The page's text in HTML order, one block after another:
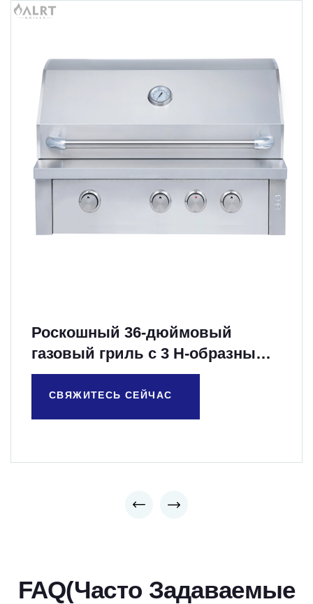
Роскошный 36-дюймовый
газовый гриль с 3 H-образными
литыми горелками
СВЯЖИТЕСЬ СЕЙЧАС
FAQ(Часто Задаваемые